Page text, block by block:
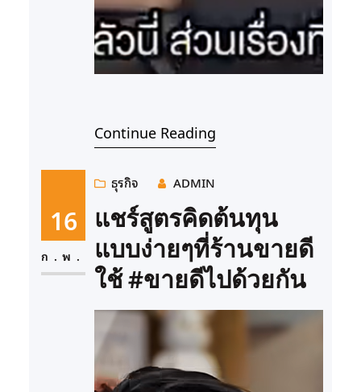
Continue Reading
16
ก.พ.
ธุรกิจ ADMIN
แชร์สูตรคิดต้นทุน
แบบง่ายๆที่ร้านขายดี
ใช้ #ขายดีไปด้วยกัน